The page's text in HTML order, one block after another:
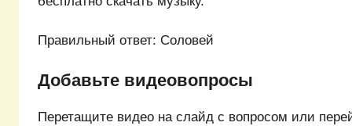
Правильный ответ: Соловей
Добавьте видеовопросы
Перетащите видео на слайд с вопросом или